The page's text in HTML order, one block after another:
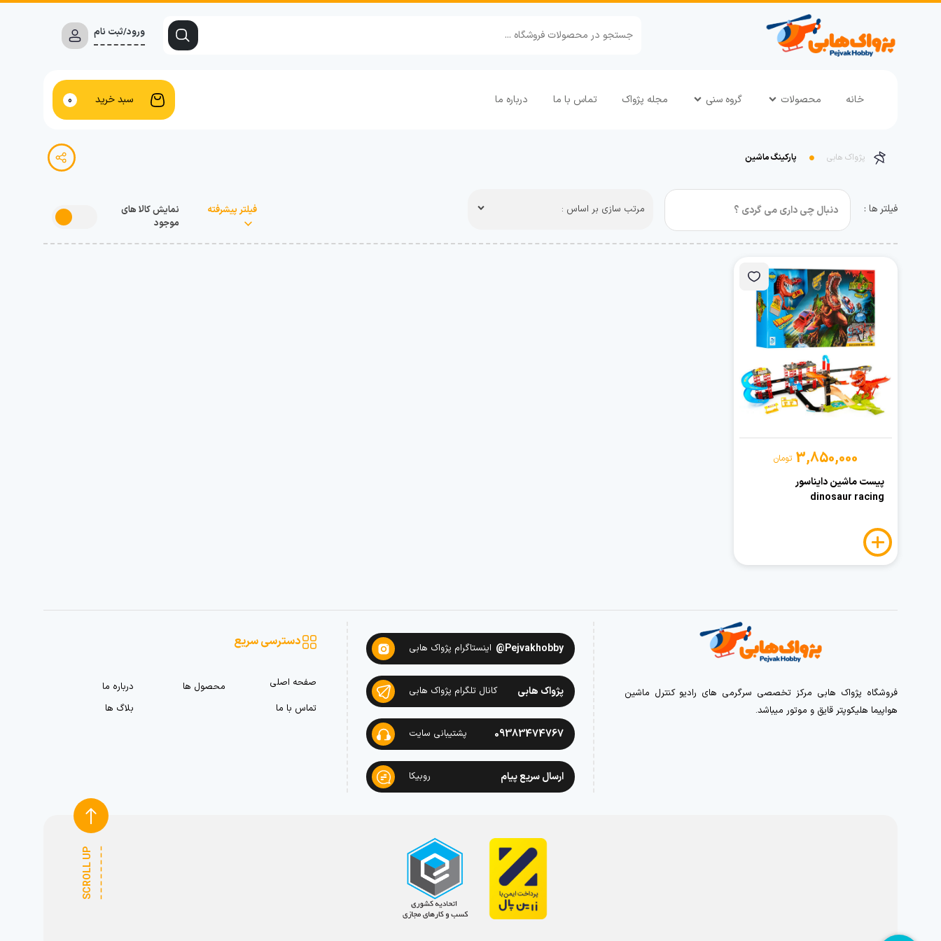
ورود/ثبت نام
خانه محصولات گروه سنی مجله پژواک تماس با ما درباره ما سبد خرید 0
پژواک هابی پارکینگ ماشین
فیلتر ها : مرتب سازی بر اساس : فیلتر پیشرفته
نمایش کالا های
موجود
3,850,000 تومان
پیست ماشین دایناسور
dinosaur racing
فروشگاه پژواک هابی مرکز تخصصی سرگرمی های رادیو کنترل ماشین
هواپیما هلیکوپتر قایق و موتور میباشد.
Pejvakhobby@ اینستاگرام پژواک هابی
پژواک هابی کانال تلگرام پژواک هابی
09383474767 پشتیبانی سایت
ارسال سریع پیام روبیکا
دسترسی سریع
صفحه اصلی محصول ها
درباره ما
تماس با ما
بلاگ ها
SCROLL UP